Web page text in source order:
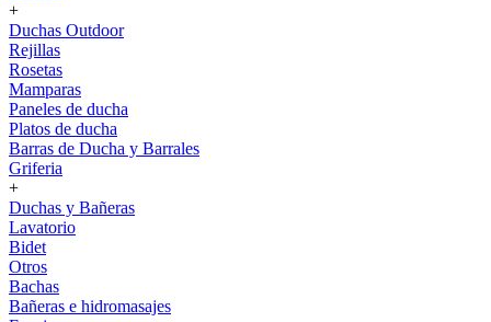
+
Duchas Outdoor
Rejillas
Rosetas
Mamparas
Paneles de ducha
Platos de ducha
Barras de Ducha y Barrales
Griferia
+
Duchas y Bañeras
Lavatorio
Bidet
Otros
Bachas
Bañeras e hidromasajes